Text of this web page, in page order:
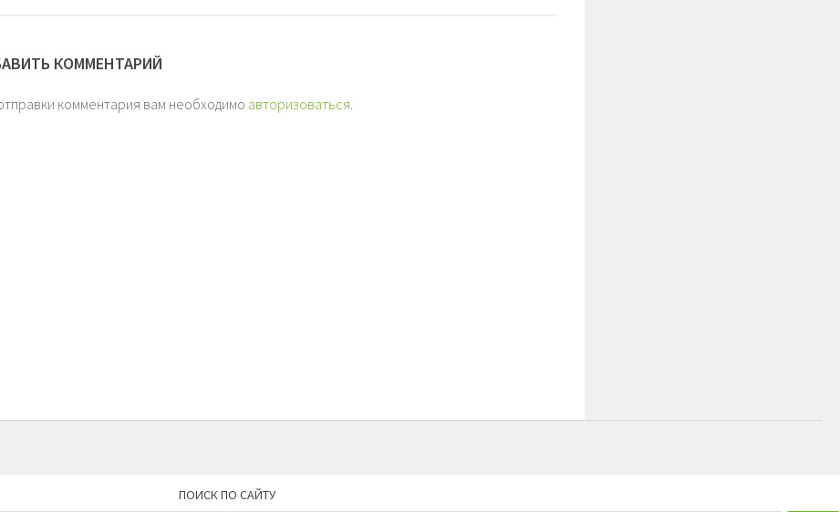
КОММЕНТАРИЙ
комментария вам необходимо авторизоваться
ПОИСК ПО САЙТУ